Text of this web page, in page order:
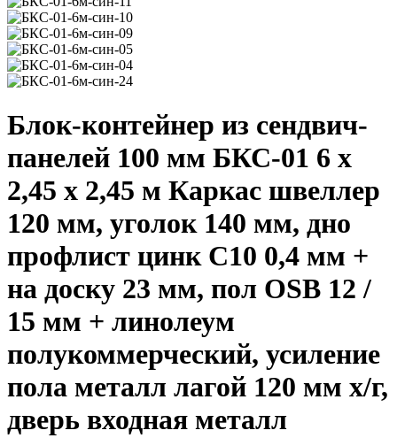
Блок-контейнер из сендвич-
панелей 100 мм БКС-01 6 х
2,45 х 2,45 м Каркас швеллер
120 мм, уголок 140 мм, дно
профлист цинк С10 0,4 мм +
на доску 23 мм, пол OSB 12 /
15 мм + линолеум
полукоммерческий, усиление
пола металл лагой 120 мм х/г,
дверь входная металл